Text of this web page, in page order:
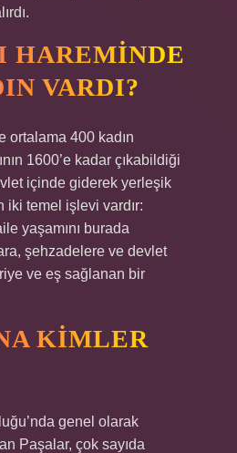
HAREMINDE
VARDI?
ortalama 400 kadın
1600’e kadar çıkabildiği
içinde giderek yerleşik
iki temel işlevi vardır:
yaşamını burada
şehzadelere ve devlet
ve eş sağlanan bir
KIMLER
genel olarak
Paşalar, çok sayıda